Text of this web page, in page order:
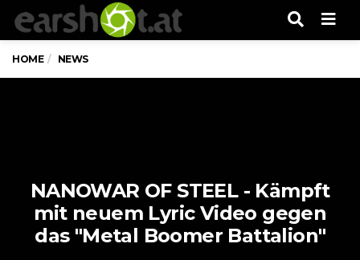
HOME NEWS
NANOWAR OF STEEL - Kämpft
mit neuem Lyric Video gegen
das "Metal Boomer Battalion"